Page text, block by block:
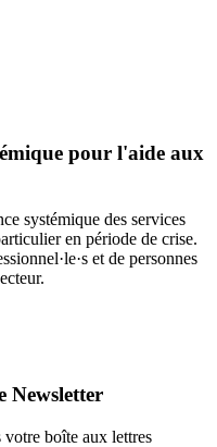
pour l'aide aux
systémique des services
en période de crise.
et de personnes
Newsletter
votre boîte aux lettres